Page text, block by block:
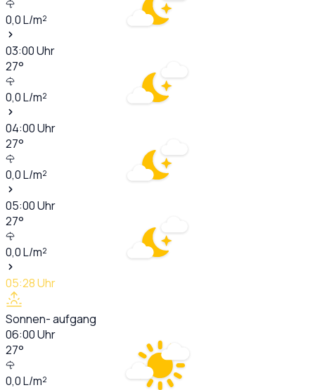
0,0L/m²
03:00Uhr
27°
0,0L/m²
04:00Uhr
27°
0,0L/m²
05:00Uhr
27°
0,0L/m²
05:28Uhr
Sonnen- aufgang
06:00Uhr
27°
0,0L/m²